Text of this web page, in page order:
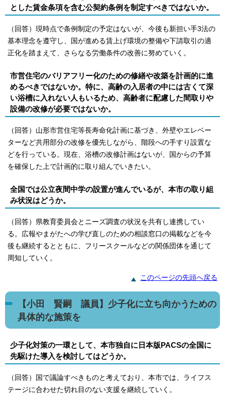
とした賃金条項を含む公契約条例を制定すべきではないか。
（回答）現時点で条例制定の予定はないが、今後も新担い手3法の
基本理念を遵守し、国が進める賃上げ環境の整備や下請取引の適
正化を踏まえて、さらなる労働条件の改善に努めていく。
市営住宅のバリアフリー化のための修繕や改築を計画的に進
めるべきではないか。特に、高齢の入居者の中には古くて深
い浴槽に入れない人もいるため、高齢者に配慮した間取りや
設備の改修が必要ではないか。
（回答）山形市営住宅等長寿命化計画に基づき、外壁やエレベー
ターなど共用部分の改修を優先しながら、階段への手すり設置な
どを行っている。現在、浴槽の改修計画はないが、国からの予算
を確保した上で計画的に取り組んでいきたい。
全国では公立夜間中学の設置が進んでいるが、本市の取り組
み状況はどうか。
（回答）県教育委員会とニーズ調査の状況を共有し連携してい
る。広報やまがたへの学び直しのための相談窓口の掲載などを今
後も継続するとともに、フリースクールなどの関係団体を通じて
周知していく。
このページの先頭へ戻る
【小田 賢嗣 議員】少子化に立ち向かうための
具体的な施策を
少子化対策の一環として、本市独自に日本版PACSの全国に
先駆けた導入を検討してはどうか。
（回答）国で議論すべきものと考えており、本市では、ライフス
テージに合わせた切れ目のない支援を継続していく。